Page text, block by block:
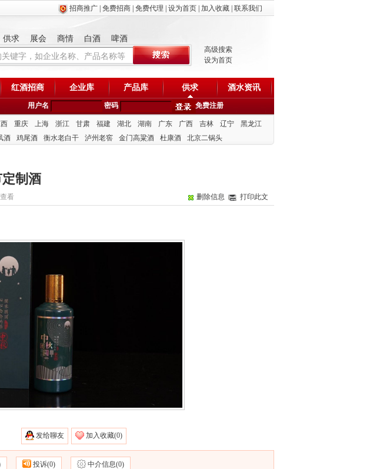
招商推广 免费招商 免费代理 设为首页 加入收藏 联系我们
供求 展会 商情 白酒 啤酒
高级搜索
设为首页
红酒招商 企业库 产品库 供求 酒水资讯
用户名 密码 免费注册
重庆 上海 浙江 甘肃 福建 湖北 湖南 广东 广西 吉林 辽宁
黑龙江
酒 鸡尾酒 衡水老白干 泸州老窖 金门高粱酒 杜康酒 北京二锅头
制酒
删除信息 打印此文
看
发给聊友 加入收藏(0)
投诉(0) 中介信息(0)